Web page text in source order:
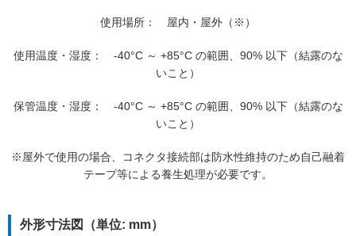
使用場所： 屋内・屋外（※）
使用温度・湿度： -40°C ～ +85°C の範囲、90% 以下（結露のな
いこと）
保管温度・湿度： -40°C ～ +85°C の範囲、90% 以下（結露のな
いこと）
※屋外で使用の場合、コネクタ接続部は防水性維持のため自己融着
テープ等による養生処理が必要です。
外形寸法図（単位: mm）